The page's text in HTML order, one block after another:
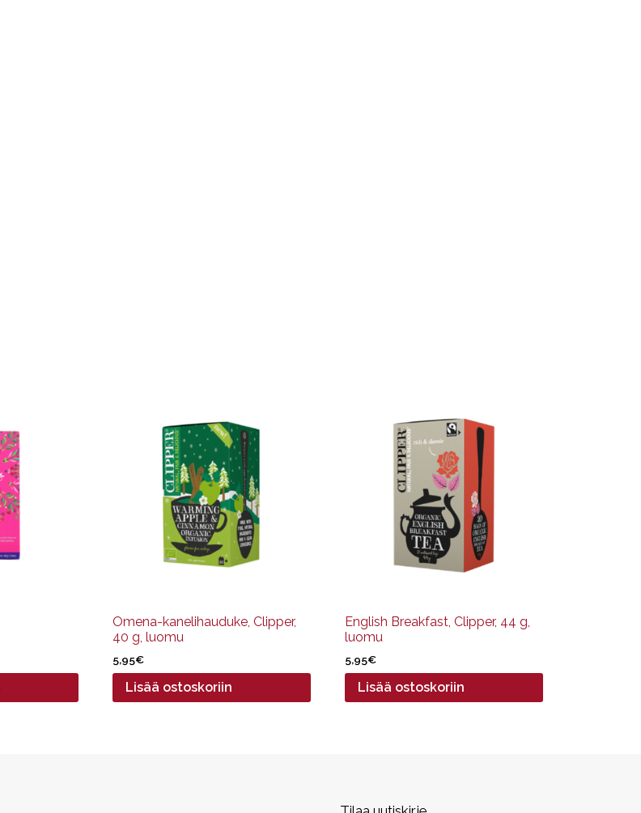
Omena-kanelihauduke, Clipper,
40 g, luomu
5,95€
Lisää ostoskoriin
English Breakfast, Clipper, 44 g,
luomu
5,95€
Lisää ostoskoriin